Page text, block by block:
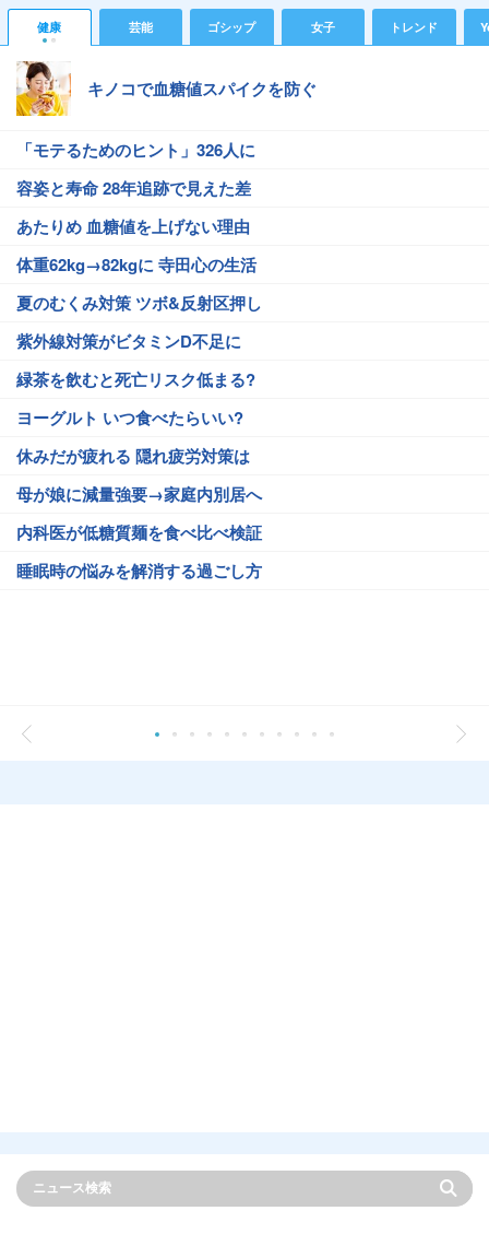
健康 芸能 ゴシップ 女子 トレンド
キノコで血糖値スパイクを防ぐ
「モテるためのヒント」326人に
容姿と寿命 28年追跡で見えた差
あたりめ 血糖値を上げない理由
体重62kg→82kgに 寺田心の生活
夏のむくみ対策 ツボ&反射区押し
紫外線対策がビタミンD不足に
緑茶を飲むと死亡リスク低まる?
ヨーグルト いつ食べたらいい?
休みだが疲れる 隠れ疲労対策は
母が娘に減量強要→家庭内別居へ
内科医が低糖質麺を食べ比べ検証
睡眠時の悩みを解消する過ごし方